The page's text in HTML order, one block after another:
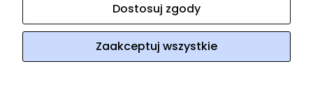
ul. Niklowa 38 08-110 Siedlce
mazowieckie NIP: 8212472854 REGON: 140952918 tel:604 220
e-mail:arthomedesign@interia.pl
Dostosuj zgody
Zaakceptuj wszystkie